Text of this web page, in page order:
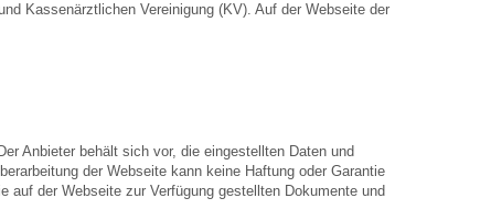
Kassenärztlichen Vereinigung (KV). Auf der Webseite der
Anbieter behält sich vor, die eingestellten Daten und
der Webseite kann keine Haftung oder Garantie
der Webseite zur Verfügung gestellten Dokumente und